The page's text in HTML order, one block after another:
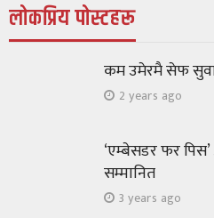
विचार/ब्लग
मदन राजमार्गको
लोकप्रिय पोस्टहरू
कम उमेरमै सेफ
2 years ago
‘एम्बेसडर फर पिस’
सम्मानित
3 years ago